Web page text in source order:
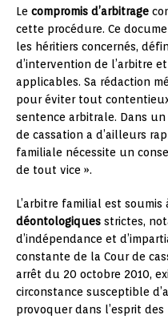
Le compromis d’arbitrage
cette procédure. Ce
les héritiers concernés,
d’intervention de l’arbitre
applicables. Sa rédaction
pour éviter tout
sentence arbitrale. Dans
de cassation a d’ailleurs
familiale nécessite un
de tout vice ».
L’arbitre familial est soumis
déontologiques strictes,
d’indépendance et
constante de la Cour de
arrêt du 20 octobre 2010,
circonstance susceptible
provoquer dans l’esprit